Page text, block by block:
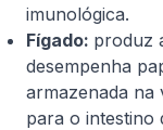
imunológica.
Fígado: produz
desempenha
armazenada na
para o intestino